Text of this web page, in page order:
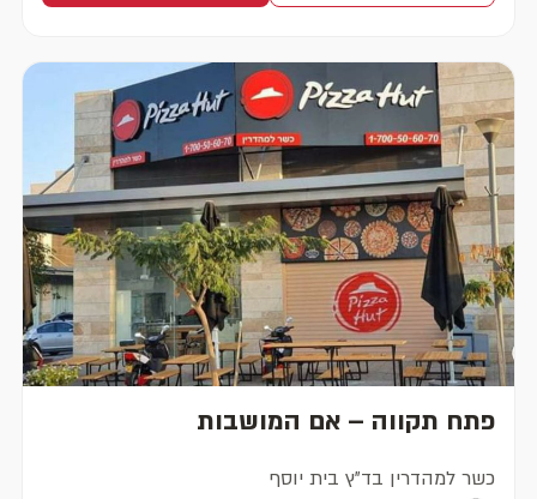
פתח תקווה – אם המושבות
כשר למהדרין בד"ץ בית יוסף